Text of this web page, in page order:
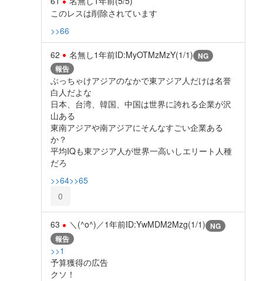
このレスは削除されています
>>66
62 名無し1年前ID:MyOTMzMzY(1/1) NG
報告
ぶっちゃけアジアのなかで東アジア人だけは名誉
白人だよな
日本、台湾、韓国、中国は世界に誇れる企業が沢
山ある
東南アジアや南アジアにそんなすごい企業ある
か？
平均IQも東アジア人が世界一高いしエリート人種
だろ
>>64>>65
0
63 ＼(^o^)／1年前ID:YwMDM2Mzg(1/1) NG
報告
>>1
予算獲得の広告
クソ！